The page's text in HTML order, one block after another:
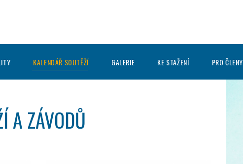
KALENDÁŘ SOUTĚŽÍ GALERIE KE STAŽENÍ PRO ČLENY
A ZÁVODŮ